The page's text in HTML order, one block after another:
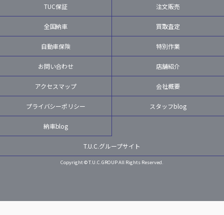
TUC保証 注文販売
全国納車 買取査定
自動車保険 特別作業
お問い合わせ 店舗紹介
アクセスマップ 会社概要
プライバシーポリシー スタッフblog
納車blog
T.U.C.グループサイト
Copyright © T.U.C.GROUP All Rights Reserved.